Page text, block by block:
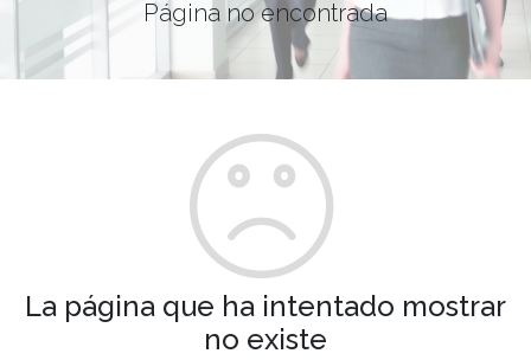
Página no encontrada
La página que ha intentado mostrar
no existe